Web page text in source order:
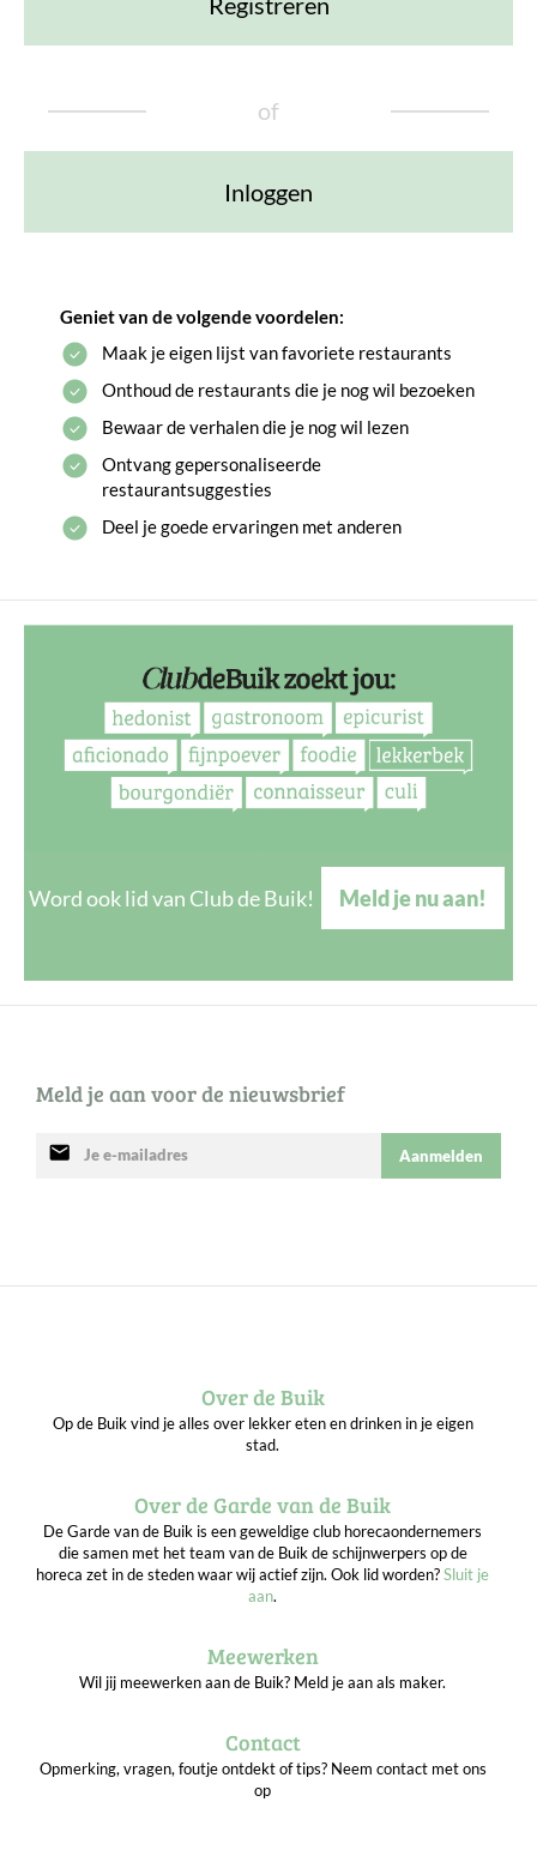
of
Inloggen
Geniet van de volgende voordelen:
Maak je eigen lijst van favoriete restaurants
Onthoud de restaurants die je nog wil bezoeken
Bewaar de verhalen die je nog wil lezen
Ontvang gepersonaliseerde
restaurantsuggesties
Deel je goede ervaringen met anderen
Word ook lid van Club de Buik! Meld je nu aan!
Meld je aan voor de nieuwsbrief
mail Aanmelden
Over de Buik
Op de Buik vind je alles over lekker eten en drinken in je eigen
stad.
Over de Garde van de Buik
De Garde van de Buik is een geweldige club horecaondernemers
die samen met het team van de Buik de schijnwerpers op de
horeca zet in de steden waar wij actief zijn. Ook lid worden?Sluit je
aan.
Meewerken
Wil jij meewerken aan de Buik? Meld je aan als maker.
Contact
Opmerking, vragen, foutje ontdekt of tips? Neem contact met ons
op